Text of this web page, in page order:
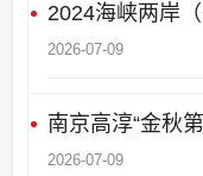
2024海峡两岸
2026-07-09
南京高淳“金秋
2026-07-09